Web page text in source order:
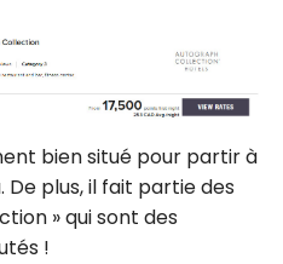
bien situé pour partir à
plus, il fait partie des
» qui sont des
!